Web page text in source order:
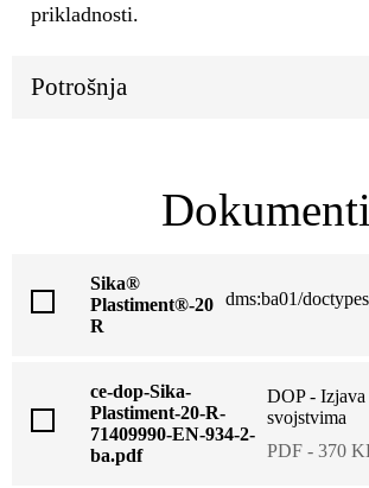
prikladnosti.
Potrošnja
Dokumenti
Sika®
Plastiment®-20
R
dms:ba01/
ce-dop-Sika-
Plastiment-20-R-
71409990-EN-934-2-
ba.pdf
DOP - Izjava
svojstvima
PDF - 370